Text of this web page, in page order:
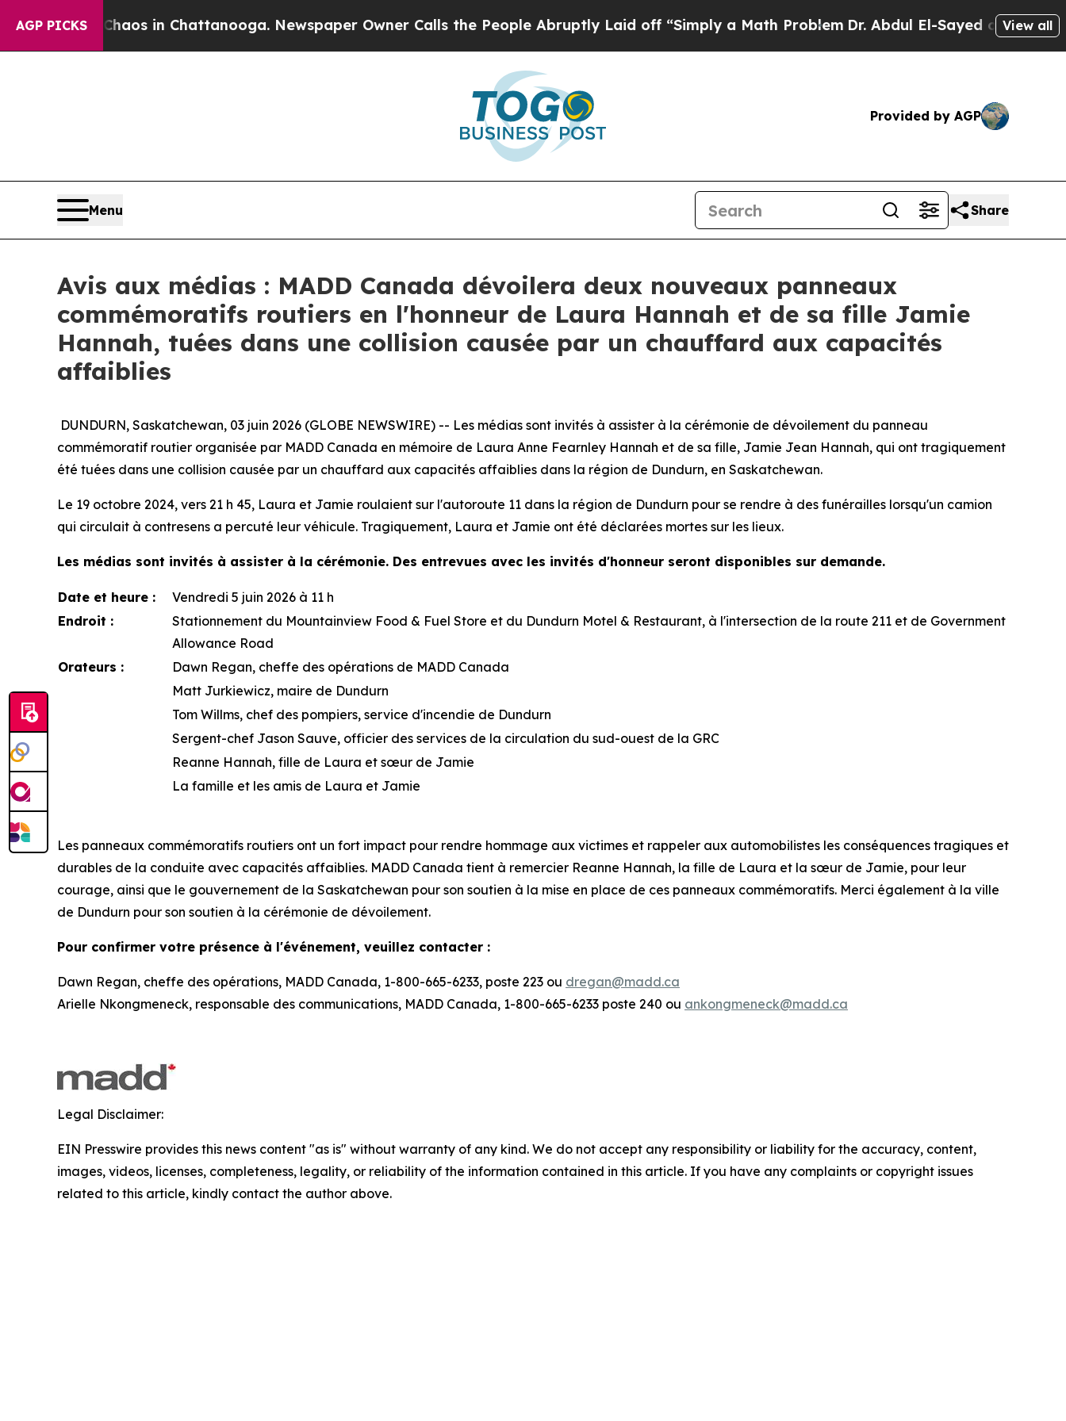
AGP PICKSChaos in Chattanooga. Newspaper Owner Calls the People Abruptly Laid off “Simply a Math ProblemDr. Abdul El-Sayed on HistoricView all
Provided by AGP
Menu Share
Avis aux médias : MADD Canada dévoilera deux nouveaux panneaux
commémoratifs routiers en l'honneur de Laura Hannah et de sa fille Jamie
Hannah, tuées dans une collision causée par un chauffard aux capacités
affaiblies
DUNDURN, Saskatchewan, 03 juin 2026 (GLOBE NEWSWIRE) -- Les médias sont invités à assister à la cérémonie de dévoilement du panneau
commémoratif routier organisée par MADD Canada en mémoire de Laura Anne Fearnley Hannah et de sa fille, Jamie Jean Hannah, qui ont tragiquement
été tuées dans une collision causée par un chauffard aux capacités affaiblies dans la région de Dundurn, en Saskatchewan.
Le 19 octobre 2024, vers 21 h 45, Laura et Jamie roulaient sur l'autoroute 11 dans la région de Dundurn pour se rendre à des funérailles lorsqu'un camion
qui circulait à contresens a percuté leur véhicule. Tragiquement, Laura et Jamie ont été déclarées mortes sur les lieux.
Les médias sont invités à assister à la cérémonie. Des entrevues avec les invités d'honneur seront disponibles sur demande.
Date et heure :
Vendredi 5 juin 2026 à 11 h
Endroit :
Stationnement du Mountainview Food & Fuel Store et du Dundurn Motel & Restaurant, à l'intersection de la route 211 et de Government
Allowance Road
Orateurs :
Dawn Regan, cheffe des opérations de MADD Canada
Matt Jurkiewicz, maire de Dundurn
Tom Willms, chef des pompiers, service d'incendie de Dundurn
Sergent-chef Jason Sauve, officier des services de la circulation du sud-ouest de la GRC
Reanne Hannah, fille de Laura et sœur de Jamie
La famille et les amis de Laura et Jamie
Les panneaux commémoratifs routiers ont un fort impact pour rendre hommage aux victimes et rappeler aux automobilistes les conséquences tragiques et
durables de la conduite avec capacités affaiblies. MADD Canada tient à remercier Reanne Hannah, la fille de Laura et la sœur de Jamie, pour leur
courage, ainsi que le gouvernement de la Saskatchewan pour son soutien à la mise en place de ces panneaux commémoratifs. Merci également à la ville
de Dundurn pour son soutien à la cérémonie de dévoilement.
Pour confirmer votre présence à l'événement, veuillez contacter :
Dawn Regan, cheffe des opérations, MADD Canada, 1-800-665-6233, poste 223 ou dregan@madd.ca
Arielle Nkongmeneck, responsable des communications, MADD Canada, 1-800-665-6233 poste 240 ou ankongmeneck@madd.ca
Legal Disclaimer:
EIN Presswire provides this news content "as is" without warranty of any kind. We do not accept any responsibility or liability for the accuracy, content,
images, videos, licenses, completeness, legality, or reliability of the information contained in this article. If you have any complaints or copyright issues
related to this article, kindly contact the author above.